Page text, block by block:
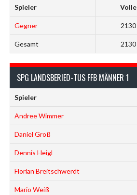
Spieler Volle
Gegner 2130
Gesamt 2130
SPG LANDSBERIED-TUS FFB MÄNNER 1
Spieler
Andree Wimmer
Daniel Groß
Dennis Heigl
Florian Breitschwerdt
Mario Weiß